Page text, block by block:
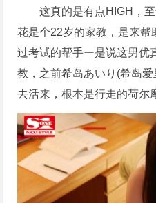
这真的是有点HIGH，
花是个22岁的家教，是来帮
过考试的帮手ー是说这男优
教，之前希岛あいり(希岛
去活来，根本是行走的荷尔